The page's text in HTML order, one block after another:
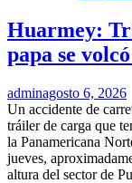
Huarmey:
papa se
adminagosto 6, 2026
Un accidente de
tráiler de carga que
la Panamericana
jueves,
altura del sector de